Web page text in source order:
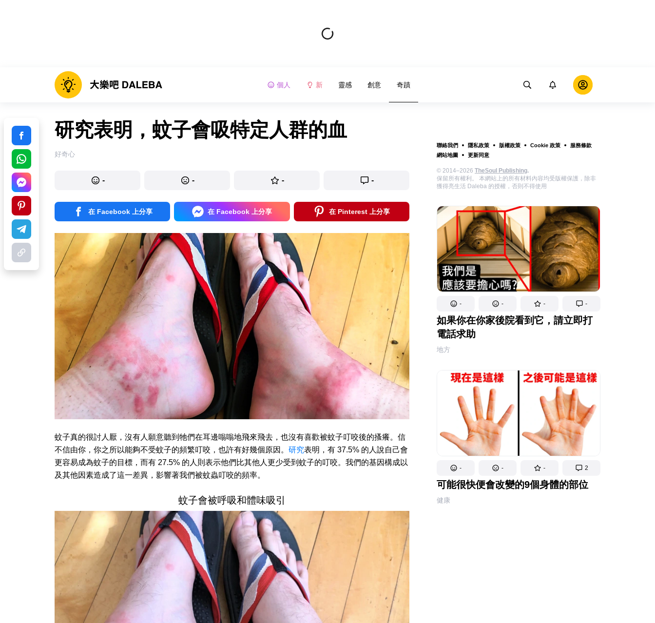
個人 新 靈感 創意 奇蹟
聯絡我們 隱私政策 版權政策 Cookie 政策
服務條款
網站地圖
更新同意
© 2014–2026 TheSoul Publishing.
保留所有權利。 本網站上的所有材料內容均受版權保護，除非
獲得亮生活 Daleba 的授權，否則不得使用
- - - -
如果你在你家後院看到它，請立即打
電話求助
地方
- - - 2
可能很快便會改變的9個身體的部位
健康
研究表明，蚊子會吸特定人群的血
好奇心
- - - -
在 Facebook 上分享 在 Facebook 上分享 在 Pinterest 上分享
蚊子真的很討人厭，沒有人願意聽到牠們在耳邊嗡嗡地飛來飛去，也沒有喜歡被蚊子叮咬後的搔癢。信
不信由你，你之所以能夠不受蚊子的頻繁叮咬，也許有好幾個原因。 研究表明，有 37.5% 的人說自己會
更容易成為蚊子的目標，而有 27.5% 的人則表示他們比其他人更少受到蚊子的叮咬。我們的基因構成以
及其他因素造成了這一差異，影響著我們被蚊蟲叮咬的頻率。
蚊子會被呼吸和體味吸引